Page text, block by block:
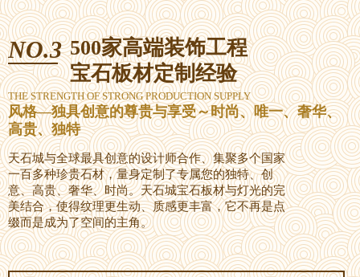
NO.3 500家高端装饰工程
宝石板材定制经验
THE STRENGTH OF STRONG PRODUCTION SUPPLY
风格—独具创意的尊贵与享受～时尚、唯一、奢华、
高贵、独特
天石城与全球最具创意的设计师合作、集聚多个国家
一百多种珍贵石材，量身定制了专属您的独特、创
意、高贵、奢华、时尚。天石城宝石板材与灯光的完
美结合，使得纹理更生动、质感更丰富，它不再是点
缀而是成为了空间的主角。